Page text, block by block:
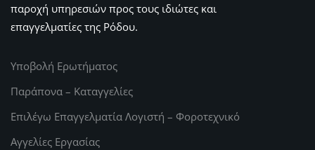
παροχή υπηρεσιών προς τους ιδιώτες και
επαγγελματίες της Ρόδου.
Υποβολή Ερωτήματος
Παράπονα – Καταγγελίες
Επιλέγω Επαγγελματία Λογιστή – Φοροτεχνικό
Αγγελίες Εργασίας